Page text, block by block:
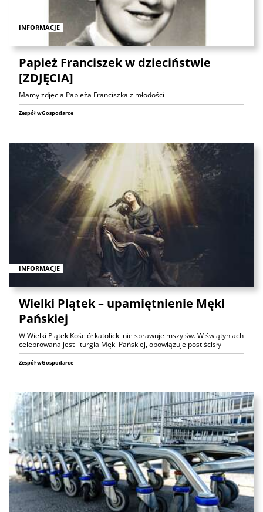
INFORMACJE
Papież Franciszek w dzieciństwie
[ZDJĘCIA]
Mamy zdjęcia Papieża Franciszka z młodości
Zespół wGospodarce
INFORMACJE
Wielki Piątek – upamiętnienie Męki
Pańskiej
W Wielki Piątek Kościół katolicki nie sprawuje mszy św. W świątyniach
celebrowana jest liturgia Męki Pańskiej, obowiązuje post ścisły
Zespół wGospodarce